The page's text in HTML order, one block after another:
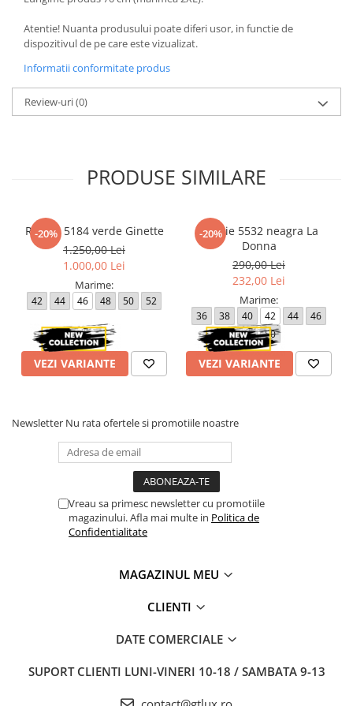
Atentie! Nuanta produsului poate diferi usor, in functie de
dispozitivul de pe care este vizualizat.
Informatii conformitate produs
Review-uri(0)
PRODUSE SIMILARE
-20%
Rochie 5184 verde Ginette
1.250,00 Lei
1.000,00 Lei
Marime:
42 44 46 48 50 52
VEZI VARIANTE
-20%
Rochie 5532 neagra La
Donna
290,00 Lei
232,00 Lei
Marime:
36 38 40 42 44
46
48
50
VEZI VARIANTE
Newsletter Nu rata ofertele si promotiile noastre
Vreau sa primesc newsletter cu promotiile
magazinului. Afla mai multe in Politica de
Confidentialitate
MAGAZINUL MEU
CLIENTI
DATE COMERCIALE
SUPORT CLIENTI LUNI-VINERI 10-18 / SAMBATA 9-13